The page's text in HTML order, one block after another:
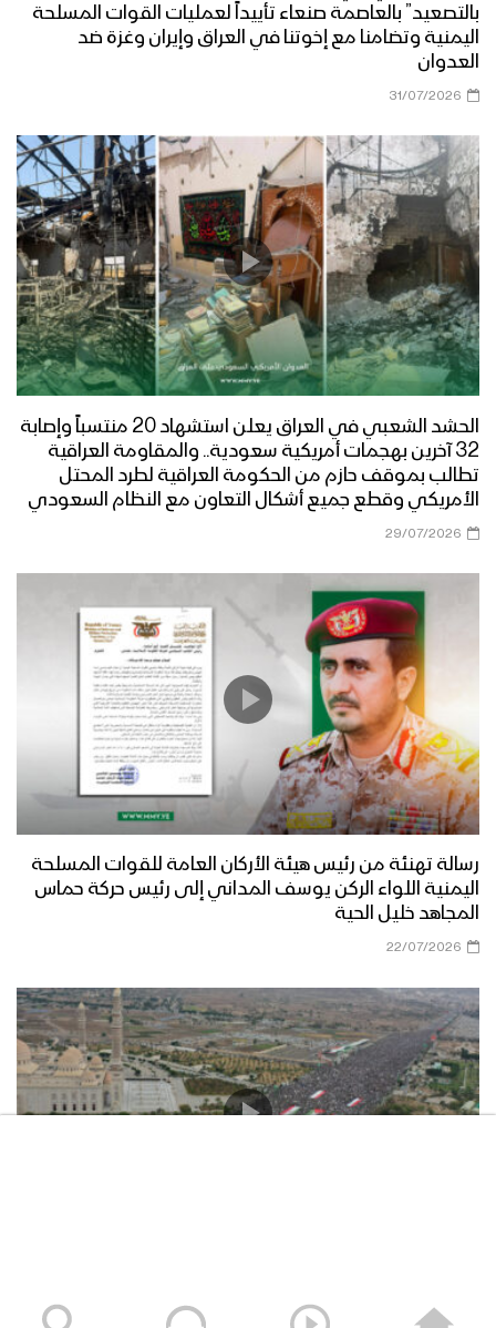
بالتصعيد” بالعاصمة صنعاء تأييداً لعمليات القوات المسلحة
اليمنية وتضامنا مع إخوتنا في العراق وإيران وغزة ضد
العدوان
31/07/2026
الحشد الشعبي في العراق يعلن استشهاد 20 منتسباً وإصابة
32 آخرين بهجمات أمريكية سعودية.. والمقاومة العراقية
تطالب بموقف حازم من الحكومة العراقية لطرد المحتل
الأمريكي وقطع جميع أشكال التعاون مع النظام السعودي
29/07/2026
رسالة تهنئة من رئيس هيئة الأركان العامة للقوات المسلحة
اليمنية اللواء الركن يوسف المداني إلى رئيس حركة حماس
المجاهد خليل الحية
22/07/2026
العاصمة صنعاء ومختلف المحافظات – 3 صفر 1448هـ | 17